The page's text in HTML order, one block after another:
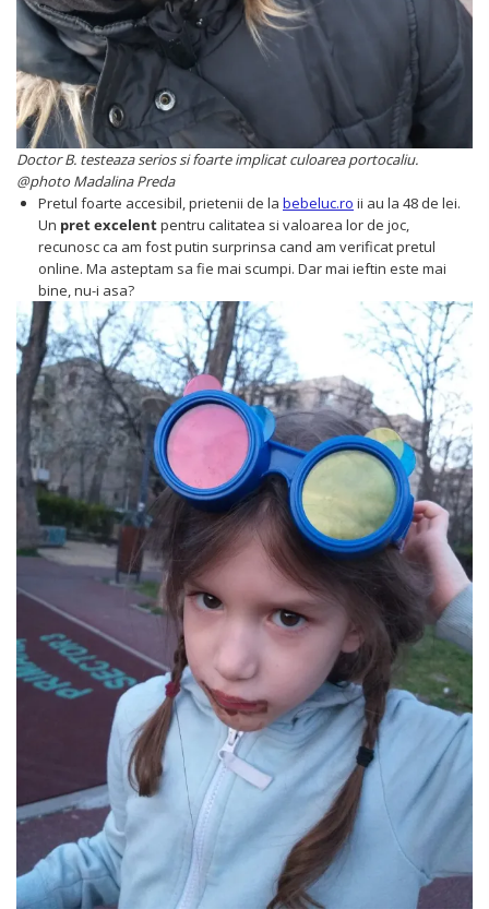
Doctor B. testeaza serios si foarte implicat culoarea portocaliu.
@photo Madalina Preda
Pretul foarte accesibil, prietenii de la bebeluc.ro ii au la 48 de lei.
Un pret excelentpentru calitatea si valoarea lor de joc,
recunosc ca am fost putin surprinsa cand am verificat pretul
online. Ma asteptam sa fie mai scumpi. Dar mai ieftin este mai
bine, nu-i asa?